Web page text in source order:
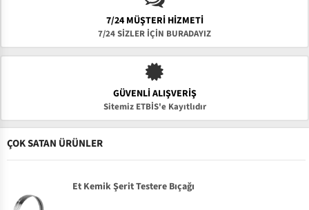
7/24 MÜŞTERİ HİZMETİ
7/24 SİZLER İÇİN BURADAYIZ
GÜVENLI ALIŞVERIŞ
Sitemiz ETBİS'e Kayıtlıdır
ÇOK SATAN ÜRÜNLER
Et Kemik Şerit Testere Bıçağı